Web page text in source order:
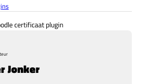
certificaat plugin
Jonker